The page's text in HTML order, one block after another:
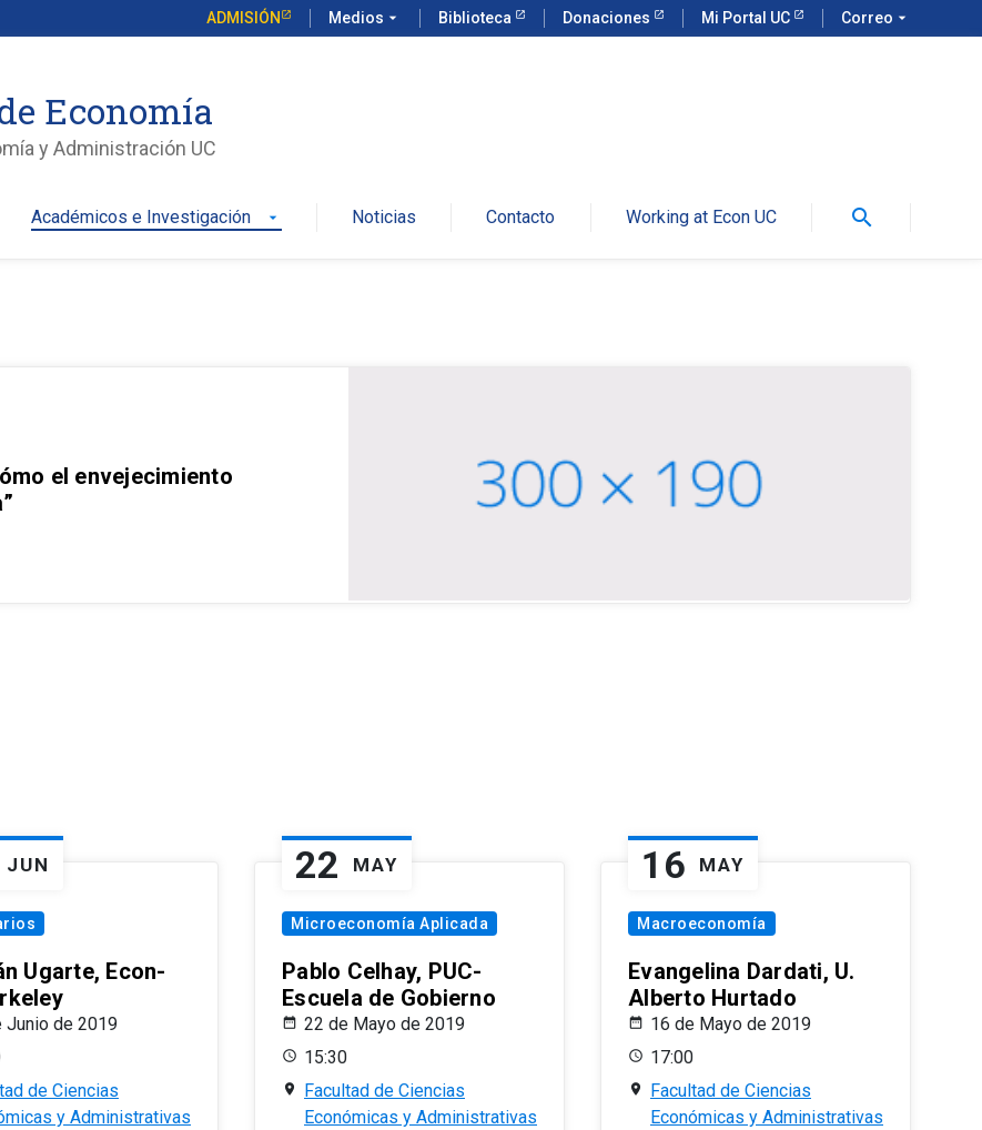
ADMISIÓN Medios arrow_drop_down Biblioteca Donaciones Mi Portal UC Correo arrow_drop_down
Economía
y Administración UC
Académicos e Investigación arrow_drop_down Noticias Contacto Working at Econ UC search
el envejecimiento
JUN
Ugarte, Econ-
Junio de 2019
de Ciencias
y Administrativas
22 MAY
Microeconomía Aplicada
Pablo Celhay, PUC-
Escuela de Gobierno
22 de Mayo de 2019
15:30
Facultad de Ciencias
Económicas y Administrativas
16 MAY
Macroeconomía
Evangelina Dardati, U.
Alberto Hurtado
16 de Mayo de 2019
17:00
Facultad de Ciencias
Económicas y Administrativas